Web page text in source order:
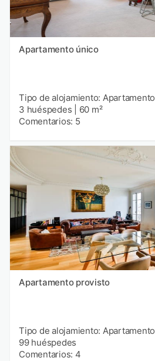
Apartamento único
Tipo de alojamiento: Apartamento
3 huéspedes
60 m²
Comentarios: 5
Apartamento provisto
Tipo de alojamiento: Apartamento
99 huéspedes
Comentarios: 4